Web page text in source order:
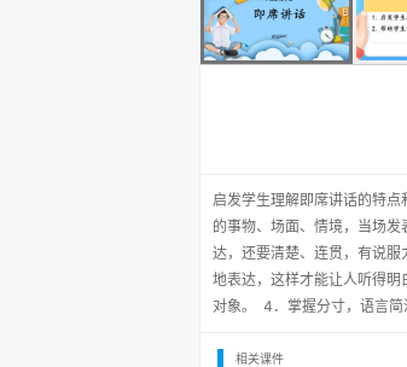
启发学生理解即席讲话的特
的事物、场面、情境，当场
达，还要清楚、连贯，有说
地表达，这样才能让人听得
对象。 4．掌握分寸，语言简
相关课件